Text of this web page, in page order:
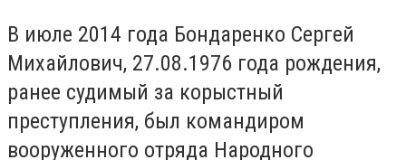
В июле 2014 года Бондаренко Сергей
Михайлович, 27.08.1976 года рождения,
ранее судимый за корыстный
преступления, был командиром
вооруженного отряда Народного